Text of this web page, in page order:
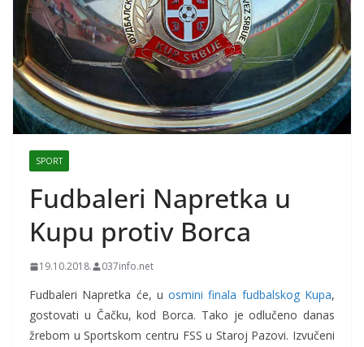
SPORT
Fudbaleri Napretka u
Kupu protiv Borca
19.10.2018. 037info.net
Fudbaleri Napretka će, u osmini finala fudbalskog Kupa,
gostovati u Čačku, kod Borca. Tako je odlučeno danas
žrebom u Sportskom centru FSS u Staroj Pazovi. Izvučeni